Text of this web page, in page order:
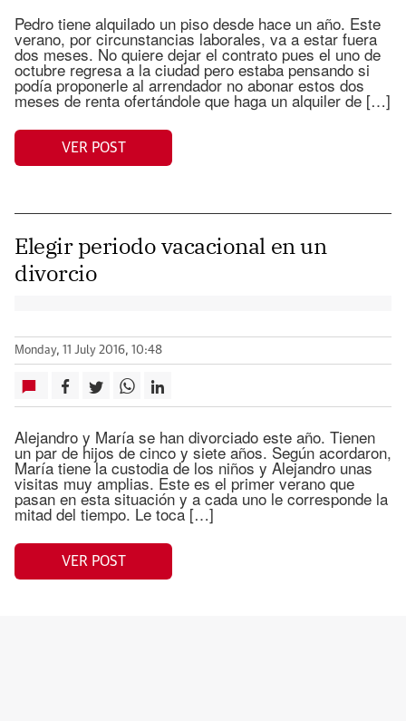
Pedro tiene alquilado un piso desde hace un año. Este
verano, por circunstancias laborales, va a estar fuera
dos meses. No quiere dejar el contrato pues el uno de
octubre regresa a la ciudad pero estaba pensando si
podía proponerle al arrendador no abonar estos dos
meses de renta ofertándole que haga un alquiler de […]
VER POST
Elegir periodo vacacional en un
divorcio
Monday, 11 July 2016, 10:48
Alejandro y María se han divorciado este año. Tienen
un par de hijos de cinco y siete años. Según acordaron,
María tiene la custodia de los niños y Alejandro unas
visitas muy amplias. Este es el primer verano que
pasan en esta situación y a cada uno le corresponde la
mitad del tiempo. Le toca […]
VER POST